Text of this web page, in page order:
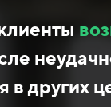
в других